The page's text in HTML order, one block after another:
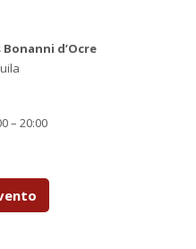
d’Ocre
– 20:00